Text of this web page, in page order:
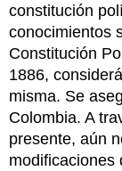
constitución
conocimientos
Constitución
1886,
misma. Se
Colombia. A
presente, aún
modificaciones